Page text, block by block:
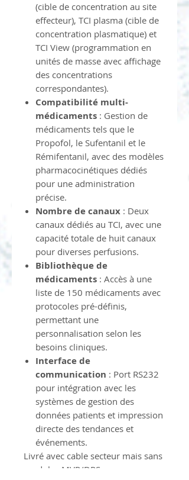
(cible de concentration au site
effecteur), TCI plasma (cible de
concentration plasmatique) et
TCI View (programmation en
unités de masse avec affichage
des concentrations
correspondantes).
Compatibilité multi-
médicaments : Gestion de
médicaments tels que le
Propofol, le Sufentanil et le
Rémifentanil, avec des modèles
pharmacocinétiques dédiés
pour une administration
précise.
Nombre de canaux : Deux
canaux dédiés au TCI, avec une
capacité totale de huit canaux
pour diverses perfusions.
Bibliothèque de
médicaments : Accès à une
liste de 150 médicaments avec
protocoles pré-définis,
permettant une
personnalisation selon les
besoins cliniques.
Interface de
communication : Port RS232
pour intégration avec les
systèmes de gestion des
données patients et impression
directe des tendances et
événements.
Livré avec cable secteur mais sans
modules MVP/DPS